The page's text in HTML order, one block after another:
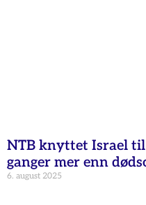
NTB knyttet Israel
ganger mer enn
6. august 2025